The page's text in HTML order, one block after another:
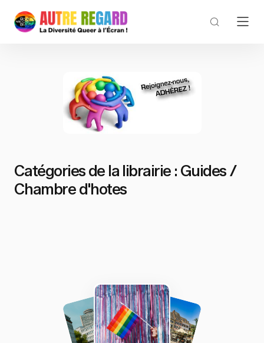
Catégories de la librairie : Guides /
Chambre d'hotes